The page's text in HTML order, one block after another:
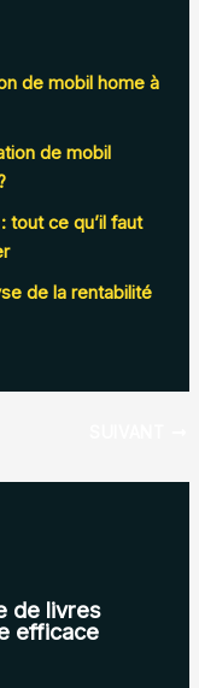
de mobil home à
de mobil
tout ce qu’il faut
de la rentabilité
de livres
efficace